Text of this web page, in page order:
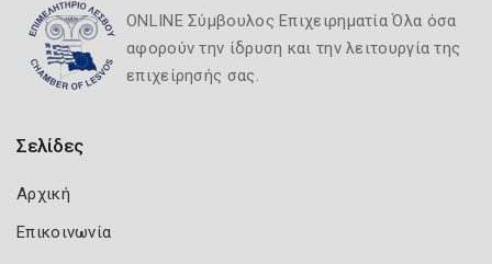
ONLINE Σύμβουλος Επιχειρηματία Όλα όσα
αφορούν την ίδρυση και την λειτουργία της
επιχείρησής σας.
Σελίδες
Αρχική
Επικοινωνία